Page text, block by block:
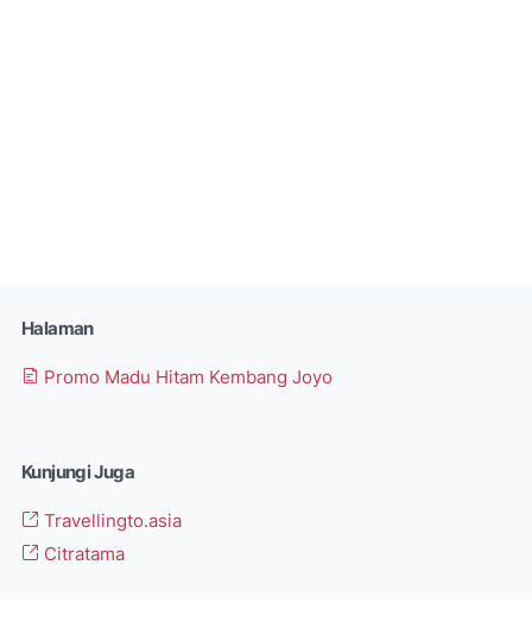
Halaman
Promo Madu Hitam Kembang Joyo
Kunjungi Juga
Travellingto.asia
Citratama